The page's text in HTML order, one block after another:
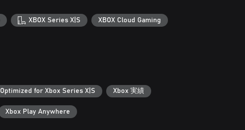
XBOX Series X|S XBOX Cloud Gaming
Optimized for Xbox Series X|S Xbox 実績
Xbox Play Anywhere